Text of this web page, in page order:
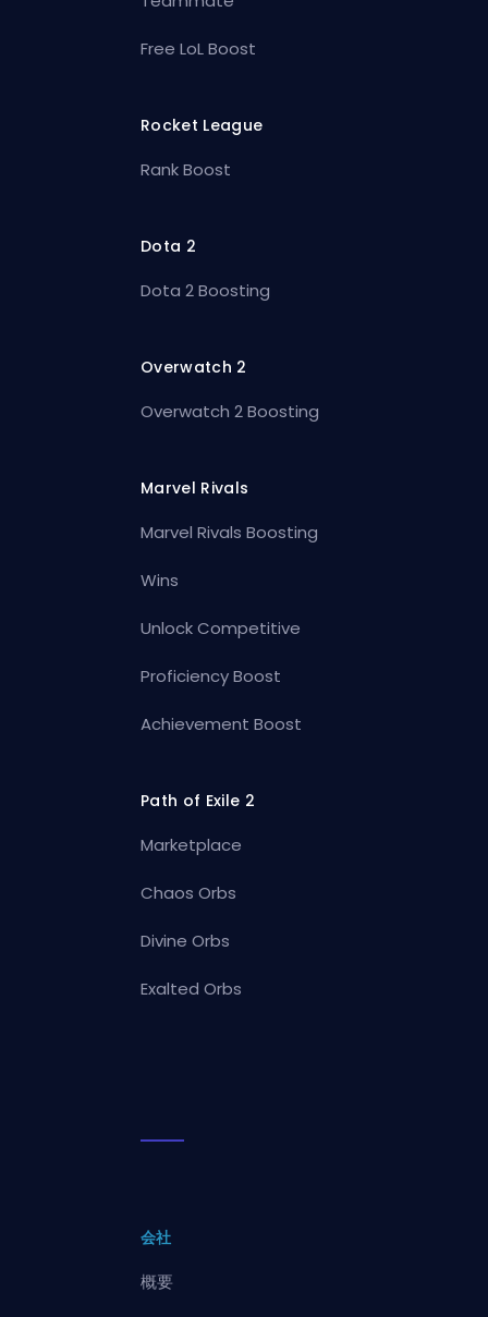
Free LoL Boost
Rocket League
Rank Boost
Dota 2
Dota 2 Boosting
Overwatch 2
Overwatch 2 Boosting
Marvel Rivals
Marvel Rivals Boosting
Wins
Unlock Competitive
Proficiency Boost
Achievement Boost
Path of Exile 2
Marketplace
Chaos Orbs
Divine Orbs
Exalted Orbs
会社
概要